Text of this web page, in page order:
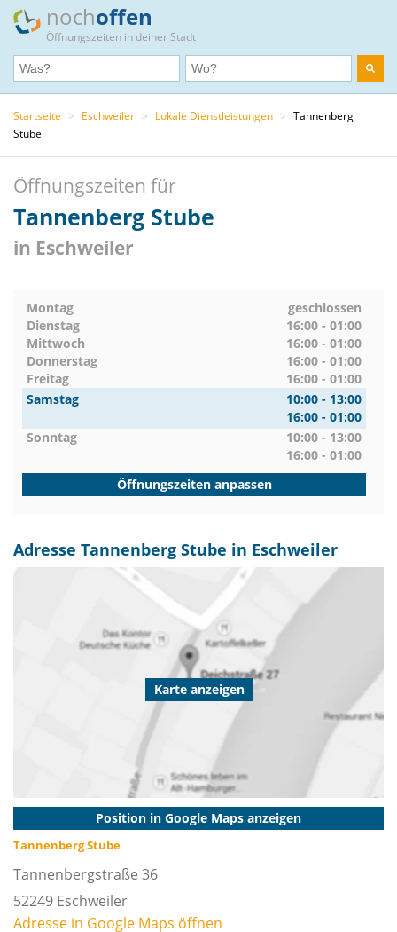
nochoffen
Öffnungszeiten in deiner Stadt
Startseite > Eschweiler > Lokale Dienstleistungen > Tannenberg
Stube
Öffnungszeiten für
Tannenberg Stube
in Eschweiler
Montag
geschlossen
Dienstag
16:00 - 01:00
Mittwoch
16:00 - 01:00
Donnerstag
16:00 - 01:00
Freitag
16:00 - 01:00
Samstag
10:00 - 13:00
16:00 - 01:00
Sonntag
10:00 - 13:00
16:00 - 01:00
Öffnungszeiten anpassen
Adresse Tannenberg Stube in Eschweiler
Karte anzeigen
Position in Google Maps anzeigen
Tannenberg Stube
Tannenbergstraße 36
52249 Eschweiler
Adresse in Google Maps öffnen